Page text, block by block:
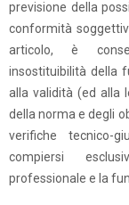
previsione della
conformità
articolo, è
insostituibilità della
alla validità (ed alla
della norma e degli
verifiche tecnico-
compiersi
professionale e la